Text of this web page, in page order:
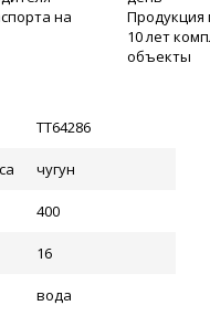
на
Продукция
10 лет
объекты
ТТ64286
чугун
400
16
вода